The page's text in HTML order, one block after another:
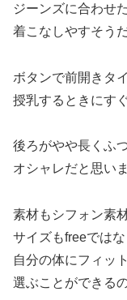
ジーンズに合わせ
着こなしやすそう
ボタンで前開きタ
授乳するときにす
後ろがやや長くふ
オシャレだと思い
素材もシフォン素
サイズもfreeでは
自分の体にフィッ
選ぶことができる